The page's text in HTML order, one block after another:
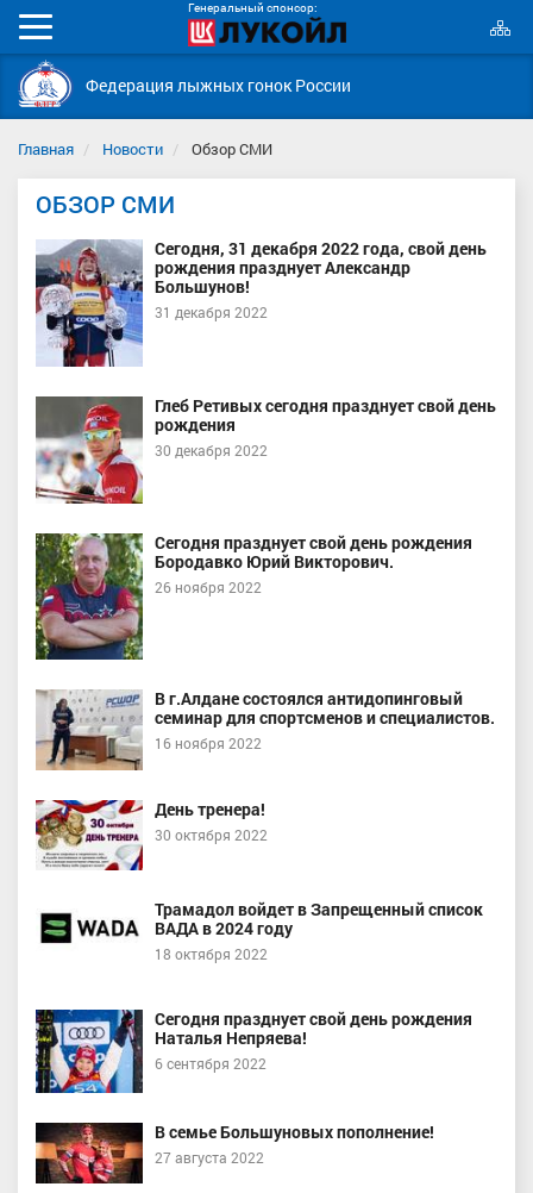
Генеральный спонсор:
Мобильное
меню
Федерация лыжных гонок России
Главная Новости Обзор СМИ
ОБЗОР СМИ
Сегодня, 31 декабря 2022 года, свой день
рождения празднует Александр
Большунов!
31 декабря 2022
Глеб Ретивых сегодня празднует свой день
рождения
30 декабря 2022
Сегодня празднует свой день рождения
Бородавко Юрий Викторович.
26 ноября 2022
В г.Алдане состоялся антидопинговый
семинар для спортсменов и специалистов.
16 ноября 2022
День тренера!
30 октября 2022
Трамадол войдет в Запрещенный список
ВАДА в 2024 году
18 октября 2022
Сегодня празднует свой день рождения
Наталья Непряева!
6 сентября 2022
В семье Большуновых пополнение!
27 августа 2022